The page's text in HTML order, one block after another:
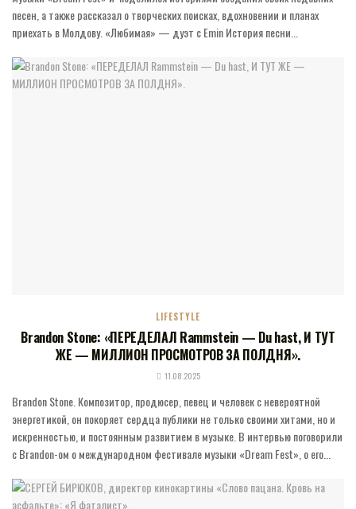
песен, а также рассказал о творческих поисках, вдохновении и планах
приехать в Молдову. «Любимая» — дуэт с Emin История песни...
LIFESTYLE
Brandon Stone: «ПЕРЕДЕЛАЛ Rammstein — Du hast, И ТУТ
ЖЕ — МИЛЛИОН ПРОСМОТРОВ ЗА ПОЛДНЯ».
11.08.2025
Brandon Stone. Композитор, продюсер, певец и человек с невероятной
энергетикой, он покоряет сердца публики не только своими хитами, но и
искренностью, и постоянным развитием в музыке. В интервью поговорили
с Brandon-ом о международном фестивале музыки «Dream Fest», о его...